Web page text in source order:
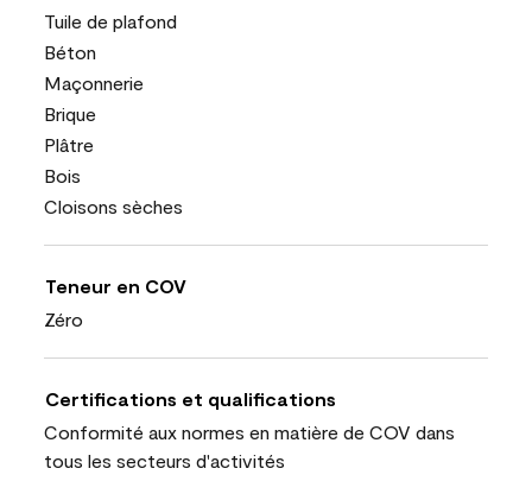
Tuile de plafond
Béton
Maçonnerie
Brique
Plâtre
Bois
Cloisons sèches
Teneur en COV
Zéro
Certifications et qualifications
Conformité aux normes en matière de COV dans
tous les secteurs d'activités